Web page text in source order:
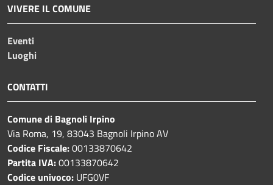
VIVERE IL COMUNE
Eventi
Luoghi
CONTATTI
Comune di Bagnoli Irpino
Via Roma, 19, 83043 Bagnoli Irpino AV
Codice Fiscale:00133870642
Partita IVA:00133870642
Codice univoco: UFG0VF